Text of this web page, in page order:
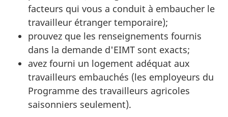
facteurs qui vous a conduit à embaucher le
travailleur étranger temporaire);
prouvez que les renseignements fournis
dans la demande d'EIMT sont exacts;
avez fourni un logement adéquat aux
travailleurs embauchés (les employeurs du
Programme des travailleurs agricoles
saisonniers seulement).